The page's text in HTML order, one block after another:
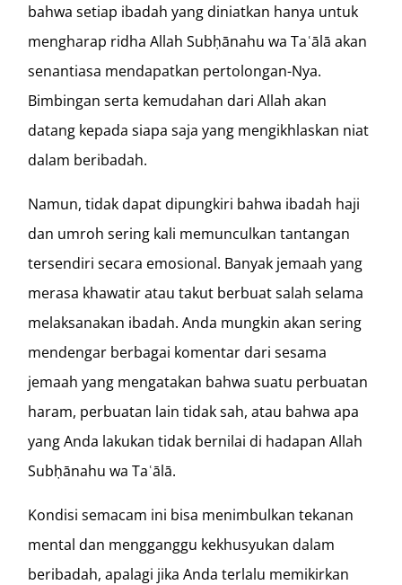
bahwa setiap ibadah yang diniatkan hanya untuk
mengharap ridha Allah Subḥānahu wa Taʿālā akan
senantiasa mendapatkan pertolongan-Nya.
Bimbingan serta kemudahan dari Allah akan
datang kepada siapa saja yang mengikhlaskan niat
dalam beribadah.
Namun, tidak dapat dipungkiri bahwa ibadah haji
dan umroh sering kali memunculkan tantangan
tersendiri secara emosional. Banyak jemaah yang
merasa khawatir atau takut berbuat salah selama
melaksanakan ibadah. Anda mungkin akan sering
mendengar berbagai komentar dari sesama
jemaah yang mengatakan bahwa suatu perbuatan
haram, perbuatan lain tidak sah, atau bahwa apa
yang Anda lakukan tidak bernilai di hadapan Allah
Subḥānahu wa Taʿālā.
Kondisi semacam ini bisa menimbulkan tekanan
mental dan mengganggu kekhusyukan dalam
beribadah, apalagi jika Anda terlalu memikirkan